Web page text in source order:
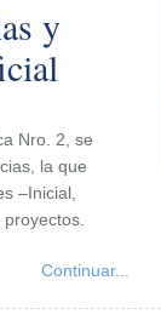
y
Nro. 2, se
la que
–Inicial,
Continuar...